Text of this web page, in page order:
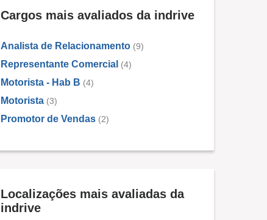
Cargos mais avaliados da indrive
Analista de Relacionamento (9)
Representante Comercial (4)
Motorista - Hab B (4)
Motorista (3)
Promotor de Vendas (2)
Localizações mais avaliadas da
indrive